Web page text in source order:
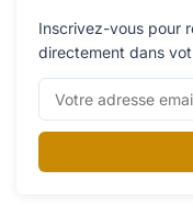
Inscrivez-vous pour
directement dans